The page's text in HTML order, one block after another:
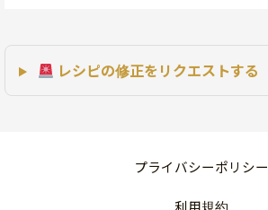
レシピの修正をリクエストする
プライバシーポリシー
利用規約